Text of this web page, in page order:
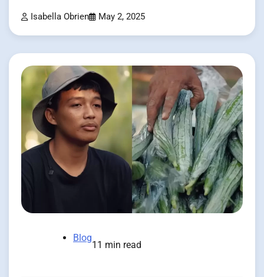
Isabella Obrien May 2, 2025
Blog
11 min read